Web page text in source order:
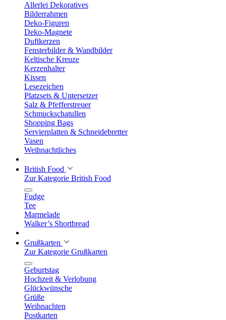
Allerlei Dekoratives
Bilderrahmen
Deko-Figuren
Deko-Magnete
Duftkerzen
Fensterbilder & Wandbilder
Keltische Kreuze
Kerzenhalter
Kissen
Lesezeichen
Platzsets & Untersetzer
Salz & Pfefferstreuer
Schmuckschatullen
Shopping Bags
Servierplatten & Schneidebretter
Vasen
Weihnachtliches
British Food
Zur Kategorie British Food
Fudge
Tee
Marmelade
Walker’s Shortbread
Grußkarten
Zur Kategorie Grußkarten
Geburtstag
Hochzeit & Verlobung
Glückwünsche
Grüße
Weihnachten
Postkarten